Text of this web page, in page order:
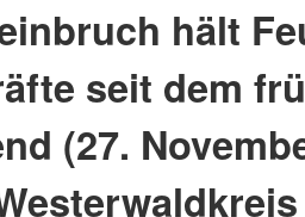
hält
seit dem
(27.